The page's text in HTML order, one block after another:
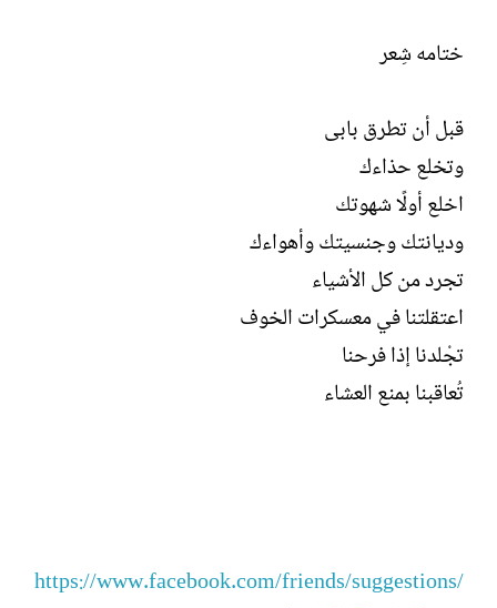
ختامه شِعر
قبل أن تطرق بابى
وتخلع حذاءك
اخلع أولًا شهوتك
وديانتك وجنسيتك وأهواءك
تجرد من كل الأشياء
اعتقلتنا في معسكرات الخوف
تجْلدنا إذا فرحنا
تُعاقبنا بمنع العشاء
https://www.facebook.com/friends/suggestions/